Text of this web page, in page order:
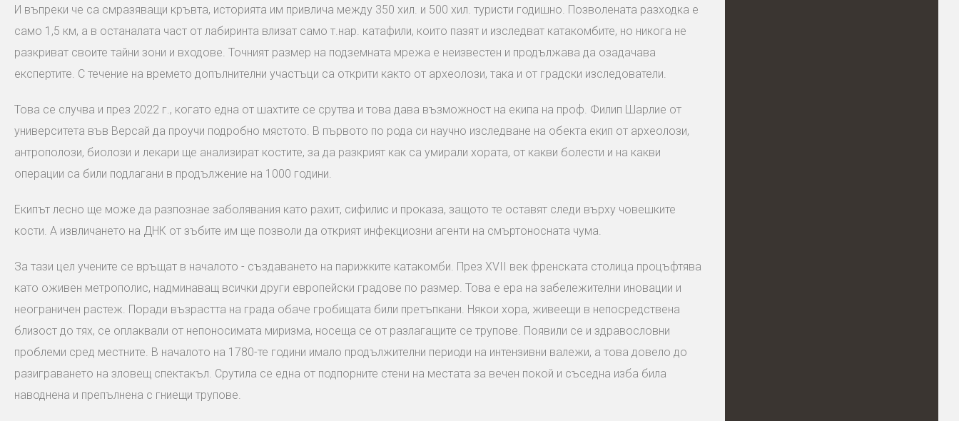
И въпреки че са смразяващи кръвта, историята им привлича между 350 хил. и 500 хил. туристи годишно. Позволената разходка е
само 1,5 км, а в останалата част от лабиринта влизат само т.нар. катафили, които пазят и изследват катакомбите, но никога не
разкриват своите тайни зони и входове. Точният размер на подземната мрежа е неизвестен и продължава да озадачава
експертите. С течение на времето допълнителни участъци са открити както от археолози, така и от градски изследователи.
Това се случва и през 2022 г., когато една от шахтите се срутва и това дава възможност на екипа на проф. Филип Шарлие от
университета във Версай да проучи подробно мястото. В първото по рода си научно изследване на обекта екип от археолози,
антрополози, биолози и лекари ще анализират костите, за да разкрият как са умирали хората, от какви болести и на какви
операции са били подлагани в продължение на 1000 години.
Екипът лесно ще може да разпознае заболявания като рахит, сифилис и проказа, защото те оставят следи върху човешките
кости. А извличането на ДНК от зъбите им ще позволи да открият инфекциозни агенти на смъртоносната чума.
За тази цел учените се връщат в началото - създаването на парижките катакомби. През XVII век френската столица процъфтява
като оживен метрополис, надминаващ всички други европейски градове по размер. Това е ера на забележителни иновации и
неограничен растеж. Поради възрастта на града обаче гробищата били претъпкани. Някои хора, живеещи в непосредствена
близост до тях, се оплаквали от непоносимата миризма, носеща се от разлагащите се трупове. Появили се и здравословни
проблеми сред местните. В началото на 1780-те години имало продължителни периоди на интензивни валежи, а това довело до
разиграването на зловещ спектакъл. Срутила се една от подпорните стени на местата за вечен покой и съседна изба била
наводнена и препълнена с гниещи трупове.